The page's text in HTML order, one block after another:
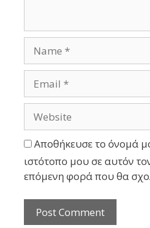
Αποθήκευσε το όνομά
ιστότοπο μου σε αυτόν
επόμενη φορά που θα